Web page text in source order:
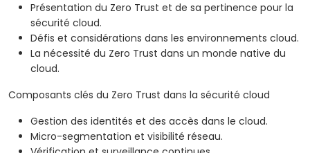
Présentation du Zero Trust et de sa pertinence pour la
sécurité cloud.
Défis et considérations dans les environnements cloud.
La nécessité du Zero Trust dans un monde native du
cloud.
Composants clés du Zero Trust dans la sécurité cloud
Gestion des identités et des accès dans le cloud.
Micro-segmentation et visibilité réseau.